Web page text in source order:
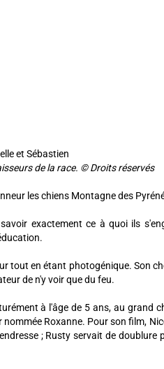
de la race. © Droits réservés
les chiens Montagne des
exactement ce à quoi ils
tout en étant photogénique. Son
de n'y voir que du feu.
à l'âge de 5 ans, au grand
Roxanne. Pour son film,
; Rusty servait de